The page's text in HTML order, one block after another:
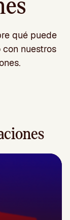
qué puede
nuestros